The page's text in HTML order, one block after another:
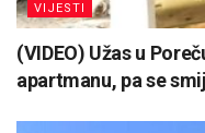
VIJESTI
(VIDEO) Užas u
apartmanu, pa se